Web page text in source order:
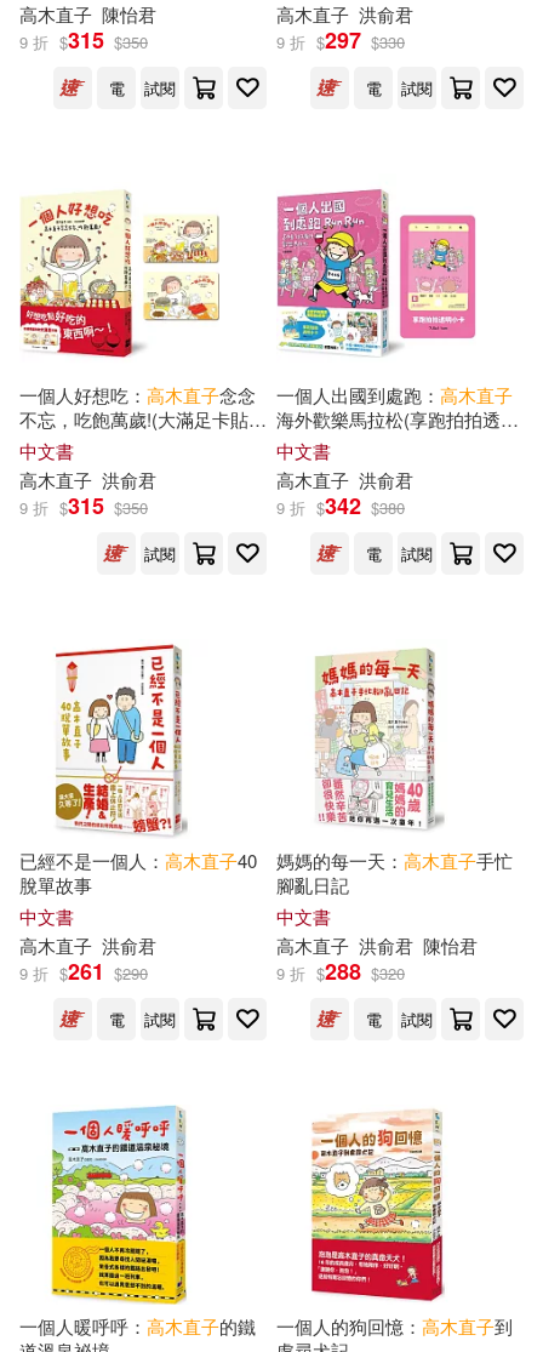
價格
範圍
高木直子 陳怡君
9 折 $315 $350
電
試閱
高木直子 洪俞君
9 折 $297 $330
電
試閱
一個人好想吃： 高木直子念念
不忘，吃飽萬歲!(大滿足卡貼贈
品版)
中文書
高木直子 洪俞君
9 折 $315 $350
試閱
一個人出國到處跑： 高木直子
海外歡樂馬拉松(享跑拍拍透卡
版)
中文書
高木直子 洪俞君
9 折 $342 $380
電
試閱
已經不是一個人： 高木直子40
脫單故事
中文書
高木直子 洪俞君
9 折 $261 $290
電
試閱
媽媽的每一天： 高木直子手忙
腳亂日記
中文書
高木直子 洪俞君 陳怡君
9 折 $288 $320
電
試閱
一個人暖呼呼： 高木直子的鐵
一個人的狗回憶： 高木直子到